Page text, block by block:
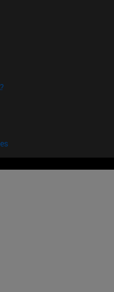
en nueva ventana)
en nueva ventana)